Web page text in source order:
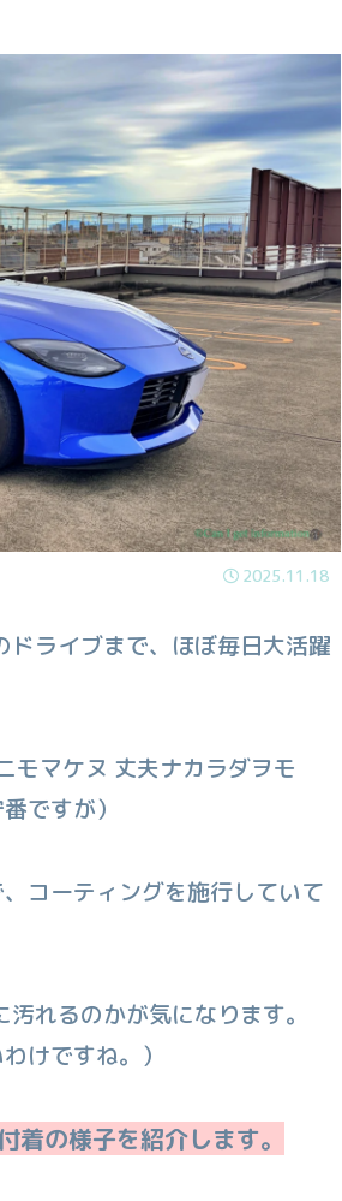
2025.11.18
ライブまで、ほぼ毎日大活躍
モマケヌ 丈夫ナカラダヲモ
ですが）
コーティングを施行していて
れるのかが気になります。
けですね。）
の様子を紹介します。